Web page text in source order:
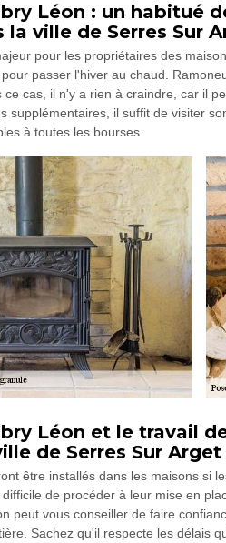
Léon : un habitué
la ville de Serres Sur
pour les propriétaires des
passer l'hiver au chaud.
ce cas, il n'y a rien à craindre, car il
supplémentaires, il suffit de visiter
à toutes les bourses.
Léon et le travail
de Serres Sur
être installés dans les maisons si
de procéder à leur mise en
peut vous conseiller de faire
Sachez qu'il respecte les délais